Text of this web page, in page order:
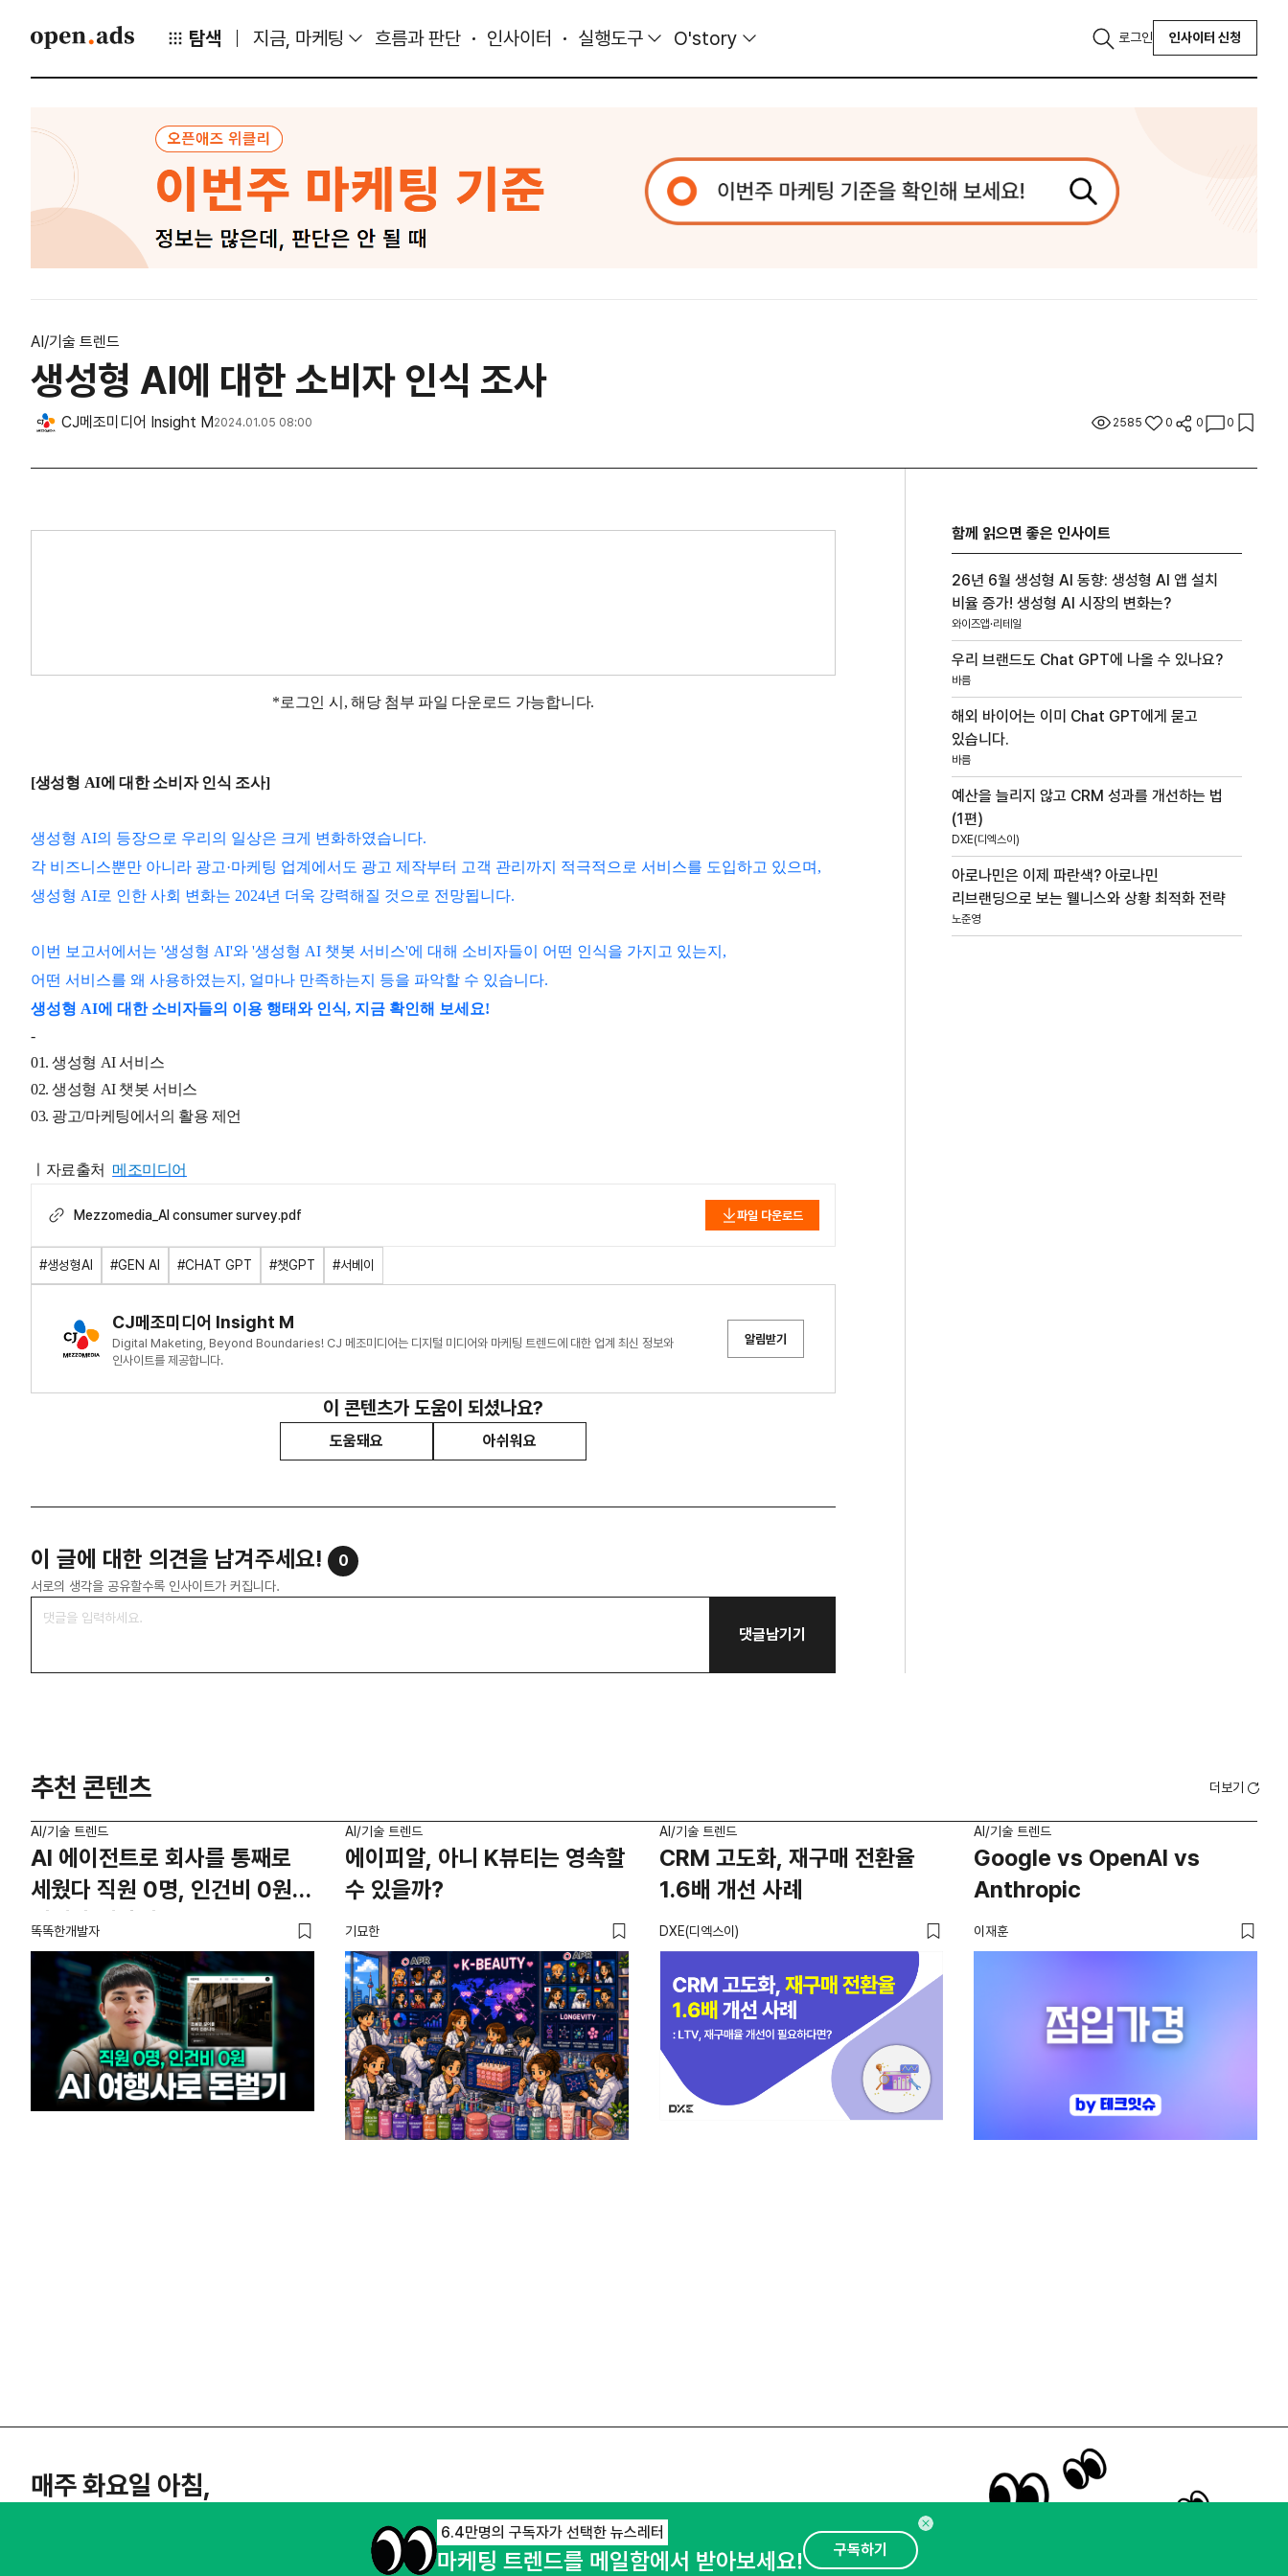
탐색 지금, 마케팅 흐름과 판단 인사이터 실행도구 O'story 로그인 인사이터 신청
AI/기술 트렌드
생성형 AI에 대한 소비자 인식 조사
CJ메조미디어 Insight M 2024.01.05 08:00 2585 0 0 0
*로그인 시, 해당 첨부 파일 다운로드 가능합니다.
[생성형 AI에 대한 소비자 인식 조사]
생성형 AI의 등장으로 우리의 일상은 크게 변화하였습니다.
각 비즈니스뿐만 아니라 광고·마케팅 업계에서도 광고 제작부터 고객 관리까지 적극적으로 서비스를 도입하고 있으며,
생성형 AI로 인한 사회 변화는 2024년 더욱 강력해질 것으로 전망됩니다.
이번 보고서에서는 '생성형 AI'와 '생성형 AI 챗봇 서비스'에 대해 소비자들이 어떤 인식을 가지고 있는지,
어떤 서비스를 왜 사용하였는지, 얼마나 만족하는지
등을 파악할 수 있습니다.
생성형 AI에 대한 소비자들의 이용 행태와 인식, 지금 확인해 보세요!
-
01. 생성형 AI 서비스
02. 생성형 AI 챗봇 서비스
03. 광고/마케팅에서의 활용 제언
ㅣ자료출처 메조미디어
Mezzomedia_AI consumer survey.pdf 파일 다운로드
#생성형AI #GEN AI #CHAT GPT #챗GPT #서베이
CJ메조미디어 Insight M
Digital Maketing, Beyond Boundaries! CJ 메조미디어는 디지털 미디어와 마케팅 트렌드에 대한 업계 최신 정보와
인사이트를 제공합니다.
알림받기
이 콘텐츠가 도움이 되셨나요?
도움돼요 아쉬워요
이 글에 대한 의견을 남겨주세요! 0
서로의 생각을 공유할수록 인사이트가 커집니다.
댓글남기기
함께 읽으면 좋은 인사이트
26년 6월 생성형 AI 동향: 생성형 AI 앱 설치
비율 증가! 생성형 AI 시장의 변화는?
와이즈앱·리테일
우리 브랜드도 Chat GPT에 나올 수 있나요?
바름
해외 바이어는 이미 Chat GPT에게 묻고
있습니다.
바름
예산을 늘리지 않고 CRM 성과를 개선하는 법
(1편)
DXE(디엑스이)
아로나민은 이제 파란색? 아로나민
리브랜딩으로 보는 웰니스와 상황 최적화 전략
노준영
추천 콘텐츠 더보기
AI/기술 트렌드
AI 에이전트로 회사를 통째로
세웠다 직원 0명, 인건비 0원의
여행사 제작기
똑똑한개발자
AI/기술 트렌드
에이피알, 아니 K뷰티는 영속할
수 있을까?
기묘한
AI/기술 트렌드
CRM 고도화, 재구매 전환율
1.6배 개선 사례
DXE(디엑스이)
AI/기술 트렌드
Google vs OpenAI vs
Anthropic
이재훈
매주 화요일 아침,
6.4만명의 구독자가 선택한 뉴스레터
마케팅 트렌드를 메일함에서 받아보세요! 구독하기